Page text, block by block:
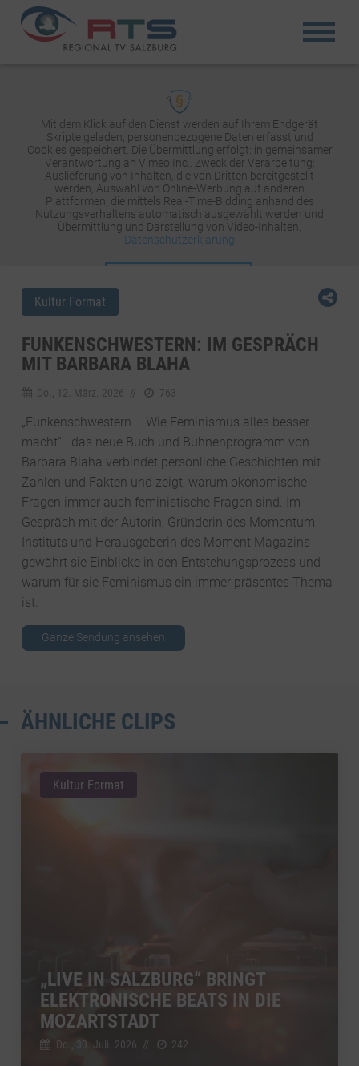
Mit dem Klick auf den Dienst werden auf Ihrem Endgerät
Skripte geladen, personenbezogene Daten erfasst und
Cookies gespeichert. Die Übermittlung erfolgt: in gemeinsamer
Verantwortung an Vimeo Inc.. Zweck der Verarbeitung:
Auslieferung von Inhalten, die von Dritten bereitgestellt
werden, Auswahl von Online-Werbung auf anderen
Plattformen, die mittels Real-Time-Bidding anhand des
Nutzungsverhaltens automatisch ausgewählt werden und
Übermittlung und Darstellung von Video-Inhalten.
Datenschutzerklärung
Kultur Format
FUNKENSCHWESTERN: IM GESPRÄCH
MIT BARBARA BLAHA
Do., 12. März. 2026 763
„Funkenschwestern – Wie Feminismus alles besser
macht“ . das neue Buch und Bühnenprogramm von
Barbara Blaha verbindet persönliche Geschichten mit
Zahlen und Fakten und zeigt, warum ökonomische
Fragen immer auch feministische Fragen sind. Im
Gespräch mit der Autorin, Gründerin des Momentum
Instituts und Herausgeberin des Moment Magazins
gewährt sie Einblicke in den Entstehungsprozess und
warum für sie Feminismus ein immer präsentes Thema
ist.
Ganze Sendung ansehen
ÄHNLICHE CLIPS
„LIVE IN SALZBURG“ BRINGT
ELEKTRONISCHE BEATS IN DIE
MOZARTSTADT
Do., 30. Juli. 2026 // 242
Kultur Format